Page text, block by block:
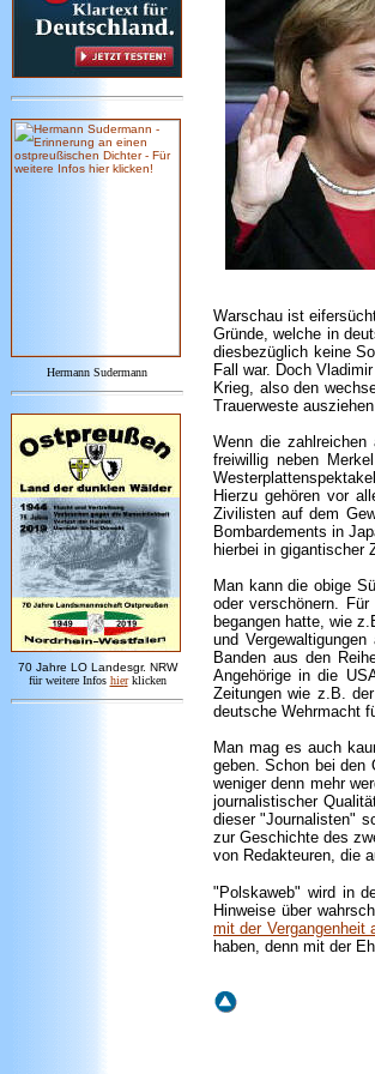
Hermann Sudermann
70 Jahre LO Landesgr. NRW
für weitere Infos hier klicken
Warschau ist
Gründe, welche in
diesbezüglich keine
Fall war. Doch
Krieg, also den
Trauerweste
Wenn die
freiwillig neben
Hierzu gehören vor
Zivilisten auf dem
Bombardements in
hierbei in gigantischer
Man kann die obige
oder verschönern.
begangen hatte, wie
und
Banden aus den
Angehörige in die
Zeitungen wie z.B.
deutsche Wehrmacht
Man mag es auch
geben. Schon bei den
weniger denn mehr
journalistischer
dieser "Journalisten"
zur Geschichte des
von Redakteuren, die
"Polskaweb" wird in
Hinweise über
mit der Vergangenheit
haben, denn mit der